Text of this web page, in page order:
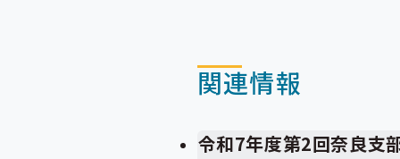
関連情報
令和7年度第2回奈良支